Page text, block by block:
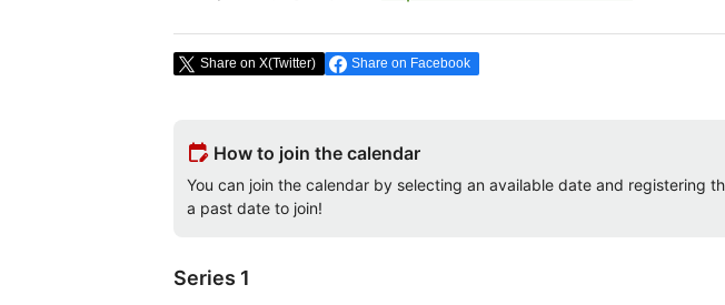
Share on X(Twitter) Share on Facebook
edit_calendar How to join the calendar
You can join the calendar by selecting an available date and registering
a past date to join!
Series 1